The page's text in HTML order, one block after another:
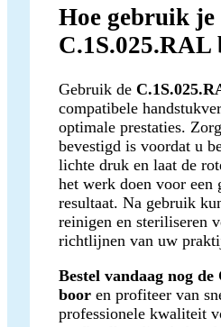
Hoe gebruik je
C.1S.025.RAL
Gebruik de
compatibele
optimale prestaties.
bevestigd is voordat u
lichte druk en laat de
het werk doen voor een
resultaat. Na gebruik
reinigen en steriliseren
richtlijnen van uw
Bestel vandaag nog
boor en profiteer van
professionele kwaliteit